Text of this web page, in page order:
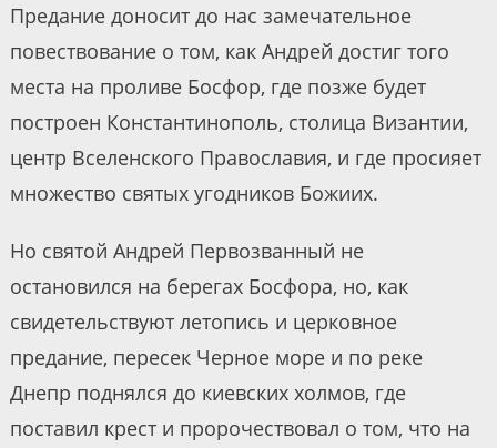
Предание доносит до нас замечательное
повествование о том, как Андрей достиг того
места на проливе Босфор, где позже будет
построен Константинополь, столица Византии,
центр Вселенского Православия, и где просияет
множество святых угодников Божиих.
Но святой Андрей Первозванный не
остановился на берегах Босфора, но, как
свидетельствуют летопись и церковное
предание, пересек Черное море и по реке
Днепр поднялся до киевских холмов, где
поставил крест и пророчествовал о том, что на